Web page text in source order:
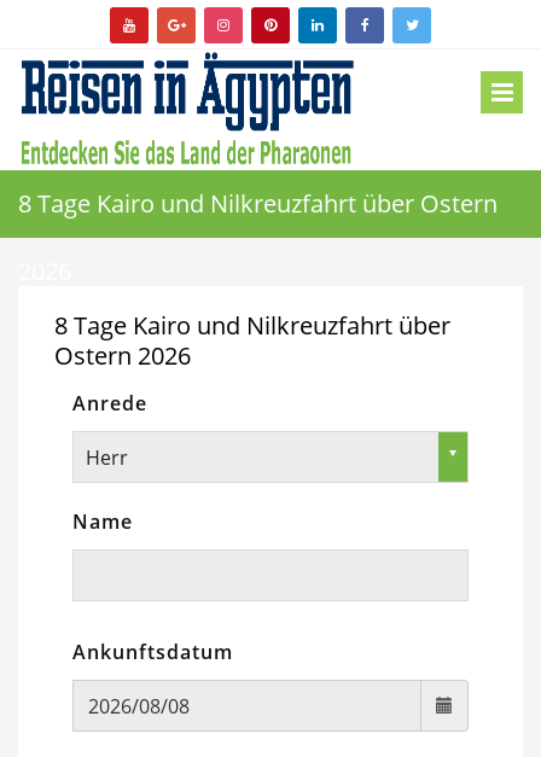
8 Tage Kairo und Nilkreuzfahrt über Ostern
8 Tage Kairo und Nilkreuzfahrt über
Ostern 2026
Anrede
Herr
Name
Ankunftsdatum